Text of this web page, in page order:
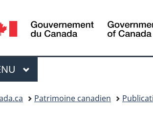
PRINCIPAL
Patrimoine canadien